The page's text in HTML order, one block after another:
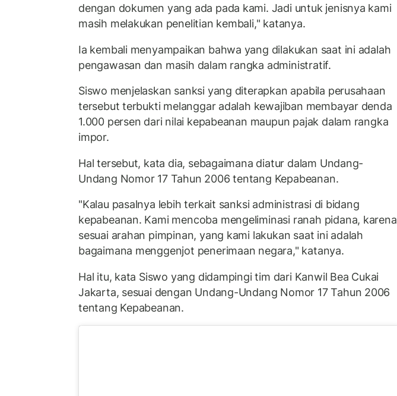
dengan dokumen yang ada pada kami. Jadi untuk jenisnya kami
masih melakukan penelitian kembali," katanya.
Ia kembali menyampaikan bahwa yang dilakukan saat ini adalah
pengawasan dan masih dalam rangka administratif.
Siswo menjelaskan sanksi yang diterapkan apabila perusahaan
tersebut terbukti melanggar adalah kewajiban membayar denda
1.000 persen dari nilai kepabeanan maupun pajak dalam rangka
impor.
Hal tersebut, kata dia, sebagaimana diatur dalam Undang-
Undang Nomor 17 Tahun 2006 tentang Kepabeanan.
"Kalau pasalnya lebih terkait sanksi administrasi di bidang
kepabeanan. Kami mencoba mengeliminasi ranah pidana, karena
sesuai arahan pimpinan, yang kami lakukan saat ini adalah
bagaimana menggenjot penerimaan negara," katanya.
Hal itu, kata Siswo yang didampingi tim dari Kanwil Bea Cukai
Jakarta, sesuai dengan Undang-Undang Nomor 17 Tahun 2006
tentang Kepabeanan.